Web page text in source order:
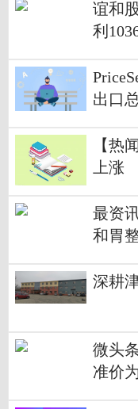
谊和
利
出口
【热
上涨
最资
和胃
深耕
微头
准价